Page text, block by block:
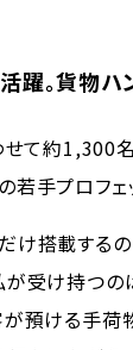
躍。貨物
て約1,300
手プロフェ
け搭載する
が受け持つ
が預ける手